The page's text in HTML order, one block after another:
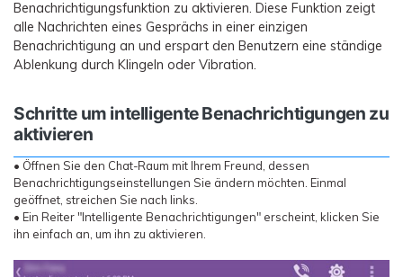
Benachrichtigungsfunktion zu aktivieren. Diese Funktion zeigt
alle Nachrichten eines Gesprächs in einer einzigen
Benachrichtigung an und erspart den Benutzern eine ständige
Ablenkung durch Klingeln oder Vibration.
Schritte um intelligente Benachrichtigungen zu
aktivieren
• Öffnen Sie den Chat-Raum mit Ihrem Freund, dessen
Benachrichtigungseinstellungen Sie ändern möchten. Einmal
geöffnet, streichen Sie nach links.
• Ein Reiter "Intelligente Benachrichtigungen" erscheint, klicken Sie
ihn einfach an, um ihn zu aktivieren.